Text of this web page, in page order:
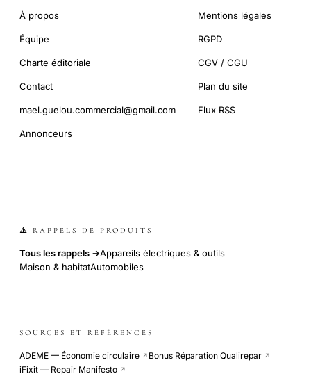
À propos
Équipe
Charte éditoriale
Contact
mael.guelou.commercial@gmail.com
Annonceurs
Mentions légales
RGPD
CGV / CGU
Plan du site
Flux RSS
⚠️ RAPPELS DE PRODUITS
Tous les rappels →Appareils électriques & outils
Maison & habitatAutomobiles
SOURCES ET RÉFÉRENCES
ADEME — Économie circulaire ↗ Bonus Réparation Qualirepar ↗
iFixit — Repair Manifesto ↗